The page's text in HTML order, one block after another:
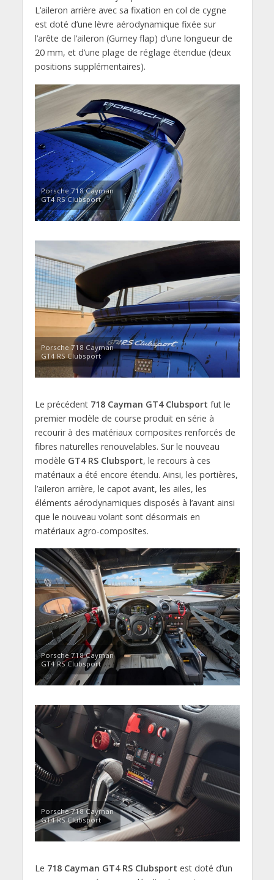
L’aileron arrière avec sa fixation en col de cygne
est doté d’une lèvre aérodynamique fixée sur
l’arête de l’aileron (Gurney flap) d’une longueur de
20 mm, et d’une plage de réglage étendue (deux
positions supplémentaires).
Porsche 718 Cayman
GT4 RS Clubsport
Porsche 718 Cayman
GT4 RS Clubsport
Le précédent 718 Cayman GT4 Clubsport fut le
premier modèle de course produit en série à
recourir à des matériaux composites renforcés de
fibres naturelles renouvelables. Sur le nouveau
modèle GT4 RS Clubsport, le recours à ces
matériaux a été encore étendu. Ainsi, les portières,
l’aileron arrière, le capot avant, les ailes, les
éléments aérodynamiques disposés à l’avant ainsi
que le nouveau volant sont désormais en
matériaux agro-composites.
Porsche 718 Cayman
GT4 RS Clubsport
Porsche 718 Cayman
GT4 RS Clubsport
Le 718 Cayman GT4 RS Clubsport est doté d’un